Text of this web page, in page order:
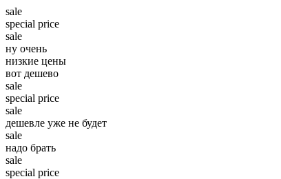
sale
special price
sale
ну очень
низкие цены
вот дешево
sale
special price
sale
дешевле уже не будет
sale
надо брать
sale
special price